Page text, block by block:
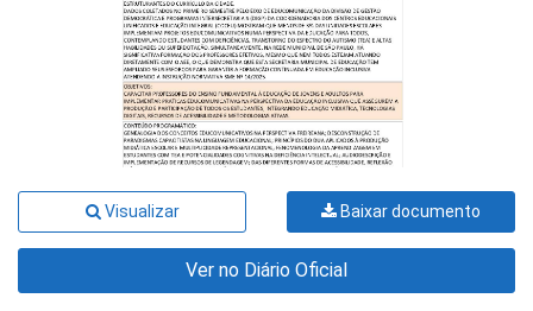
Visualizar Baixar documento
Ver no Diário Oficial